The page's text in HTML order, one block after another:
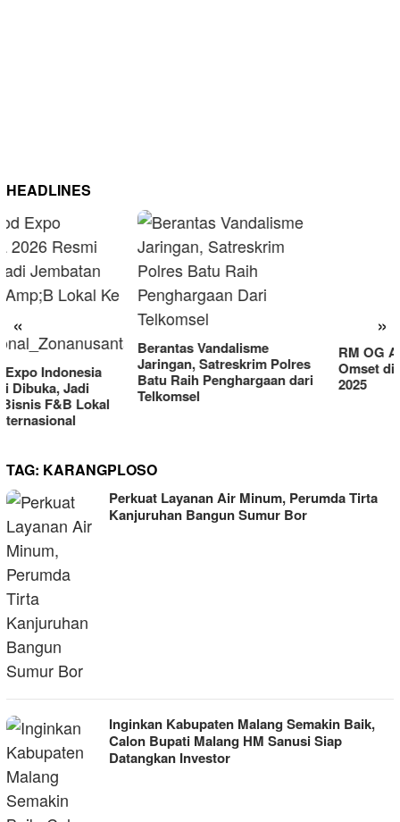
HEADLINES
« »
Berantas Vandalisme
Jaringan, Satreskrim Polres
Batu Raih Penghargaan dari
Telkomsel
RM OG Alami Kenaikan
Omset di Porprov IX Jatim
2025
TAG: KARANGPLOSO
Perkuat Layanan Air Minum, Perumda Tirta
Kanjuruhan Bangun Sumur Bor
Inginkan Kabupaten Malang Semakin Baik,
Calon Bupati Malang HM Sanusi Siap
Datangkan Investor